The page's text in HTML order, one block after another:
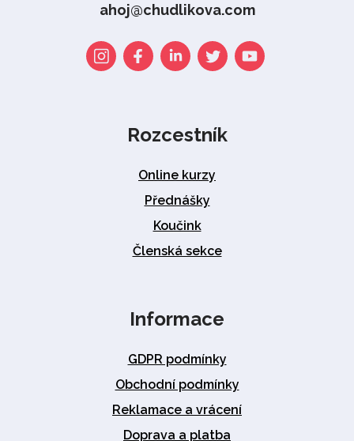
ahoj@chudlikova.com
Rozcestník
Online kurzy
Přednášky
Koučink
Členská sekce
Informace
GDPR podmínky
Obchodní podmínky
Reklamace a vrácení
Doprava a platba